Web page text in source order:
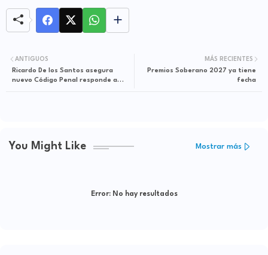
MÁS RECIENTES
Premios Soberano 2027 ya tiene
fecha
ANTIGUOS
Ricardo De los Santos asegura
nuevo Código Penal responde a
You Might Like Mostrar más
Error:No hay resultados